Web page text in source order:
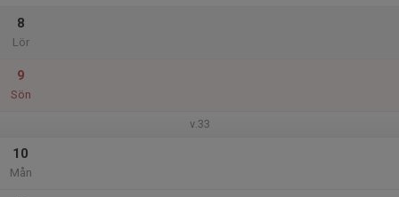
8
Lör
9
Sön
v.33
10
Mån